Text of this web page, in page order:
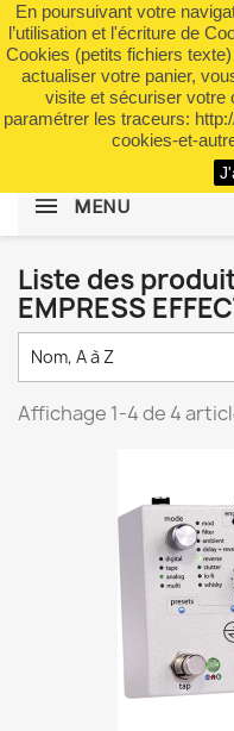
En poursuivant votre
l’utilisation et l'écriture de
Cookies (petits fichiers
actualiser votre panier,
visite et sécuriser votre
paramétrer les traceurs:
cookies-et-

search
MENU
Liste des
EMPRESS
Nom, A à Z
Affichage 1-4 de 4